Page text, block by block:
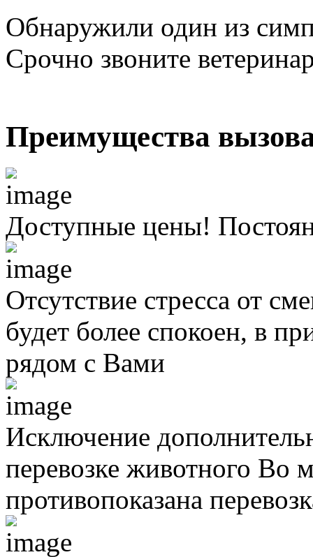
Обнаружили один из
Срочно звоните
Преимущества
Доступные цены!
Отсутствие стресса от
будет более спокоен, в
рядом с Вами
Исключение
перевозке животного Во
противопоказана